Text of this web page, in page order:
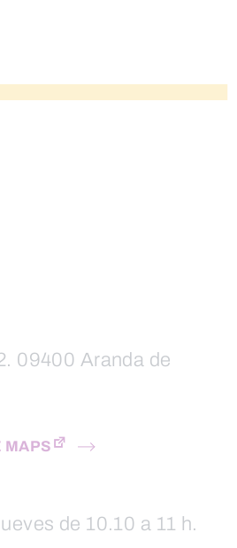
09400 Aranda de
MAPS
de 10.10 a 11 h.